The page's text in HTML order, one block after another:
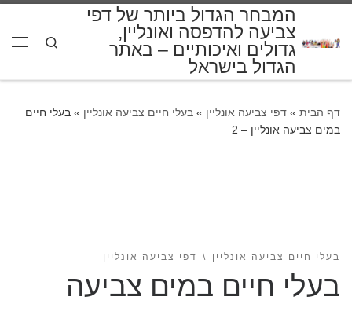
המבחר הגדול ביותר של דפי
צביעה להדפסה ואונליין,
גדולים ואיכותיים – באתר
הגדול בישראל
Search
דף הבית » דפי צביעה אונליין » בעלי חיים צביעה אונליין » בעלי חיים
במים צביעה אונליין – 2
בעלי חיים צביעה אונליין דפי צביעה אונליין
בעלי חיים במים צביעה